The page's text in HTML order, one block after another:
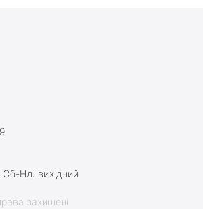
Нд: вихідний
захищені